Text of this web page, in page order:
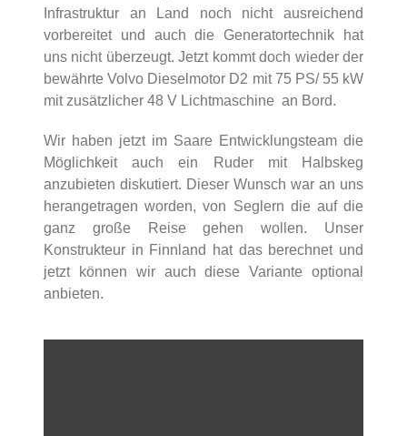
Infrastruktur an Land noch nicht ausreichend
vorbereitet und auch die Generatortechnik hat
uns nicht überzeugt. Jetzt kommt doch wieder der
bewährte Volvo Dieselmotor D2 mit 75 PS/ 55 kW
mit zusätzlicher 48 V Lichtmaschine an Bord.
Wir haben jetzt im Saare Entwicklungsteam die
Möglichkeit auch ein Ruder mit Halbskeg
anzubieten diskutiert. Dieser Wunsch war an uns
herangetragen worden, von Seglern die auf die
ganz große Reise gehen wollen. Unser
Konstrukteur in Finnland hat das berechnet und
jetzt können wir auch diese Variante optional
anbieten.